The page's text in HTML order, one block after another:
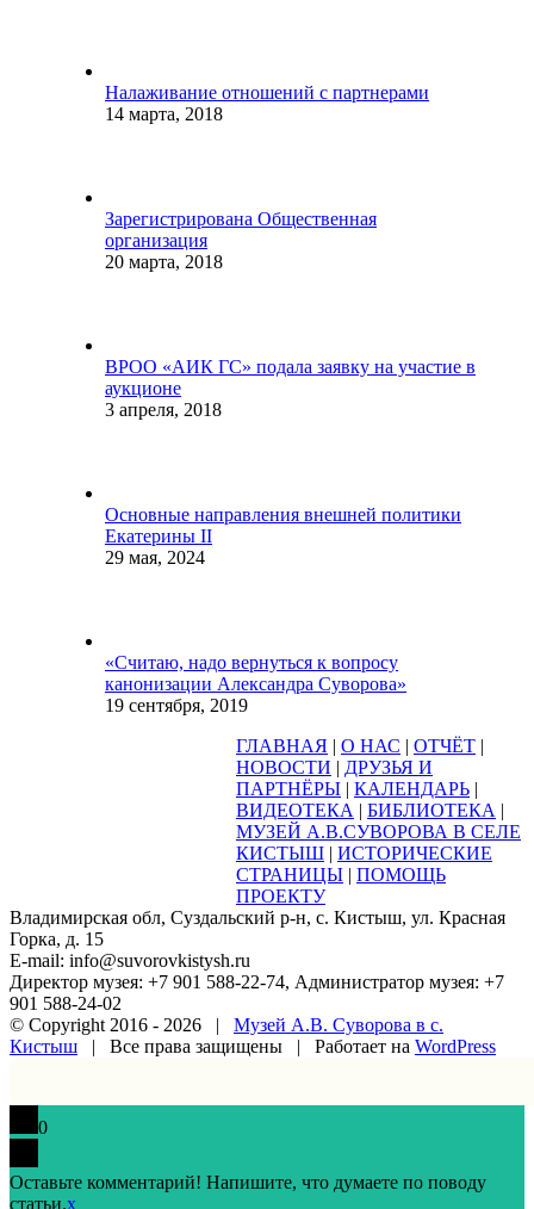
Налаживание отношений с партнерами
14 марта, 2018
Зарегистрирована Общественная
организация
20 марта, 2018
ВРОО «АИК ГС» подала заявку на участие в
аукционе
3 апреля, 2018
Основные направления внешней политики
Екатерины II
29 мая, 2024
«Считаю, надо вернуться к вопросу
канонизации Александра Суворова»
19 сентября, 2019
ГЛАВНАЯ | О НАС | ОТЧЁТ |
НОВОСТИ | ДРУЗЬЯ И
ПАРТНЁРЫ | КАЛЕНДАРЬ |
ВИДЕОТЕКА | БИБЛИОТЕКА |
МУЗЕЙ А.В.СУВОРОВА В СЕЛЕ
КИСТЫШ | ИСТОРИЧЕСКИЕ
СТРАНИЦЫ | ПОМОЩЬ
ПРОЕКТУ
Владимирская обл, Суздальский р-н, с. Кистыш, ул. Красная
Горка, д. 15
E-mail: info@suvorovkistysh.ru
Директор музея: +7 901 588-22-74, Администратор музея: +7
901 588-24-02
© Copyright 2016 - 2026 | Музей А.В. Суворова в с.
Кистыш | Все права защищены | Работает на WordPress
0
Оставьте комментарий! Напишите, что думаете по поводу
статьи.x